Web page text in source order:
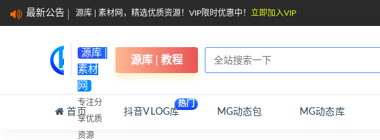
最新公告 源库 | 素材网，精选优质资源！VIP限时优惠中！ 立即加入VIP
源库 |
素材
网
专注分
享优质
资源
源库 | 教程
首页 抖音VLOG库
热门
MG动态包 MG动态库